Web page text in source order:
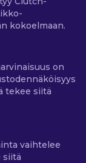
kokoelmaan.
on
tekee siitä
vaihtelee
siitä